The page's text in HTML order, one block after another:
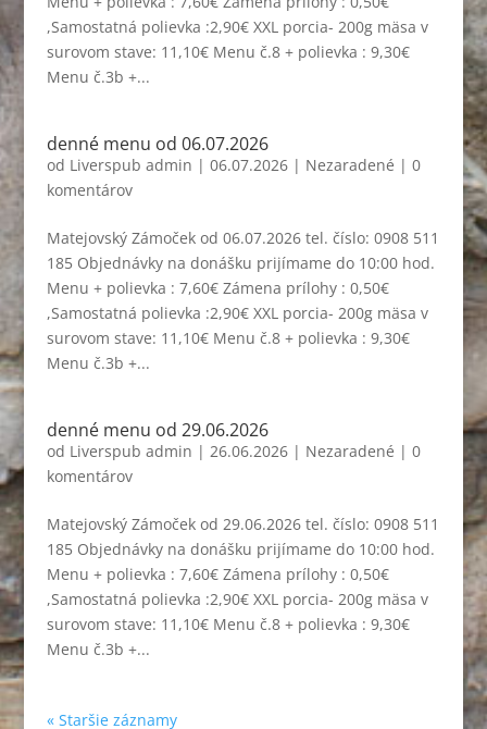
,Samostatná polievka :2,90€ XXL porcia- 200g mäsa v
surovom stave: 11,10€ Menu č.8 + polievka : 9,30€
Menu č.3b +...
denné menu od 06.07.2026
od Liverspub admin | 06.07.2026| Nezaradené | 0
komentárov
Matejovský Zámoček od 06.07.2026 tel. číslo: 0908 511
185 Objednávky na donášku prijímame do 10:00 hod.
Menu + polievka : 7,60€ Zámena prílohy : 0,50€
,Samostatná polievka :2,90€ XXL porcia- 200g mäsa v
surovom stave: 11,10€ Menu č.8 + polievka : 9,30€
Menu č.3b +...
denné menu od 29.06.2026
od Liverspub admin | 26.06.2026| Nezaradené | 0
komentárov
Matejovský Zámoček od 29.06.2026 tel. číslo: 0908 511
185 Objednávky na donášku prijímame do 10:00 hod.
Menu + polievka : 7,60€ Zámena prílohy : 0,50€
,Samostatná polievka :2,90€ XXL porcia- 200g mäsa v
surovom stave: 11,10€ Menu č.8 + polievka : 9,30€
Menu č.3b +...
« Staršie záznamy